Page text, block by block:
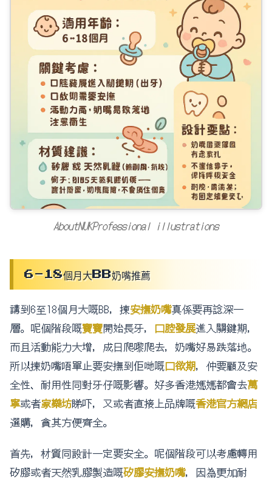
AboutNUKProfessional illustrations
6-18個月大BB奶嘴推薦
講到6至18個月大嘅BB，揀安撫奶嘴真係要再諗深一
層。呢個階段嘅寶寶開始長牙， 口腔發展進入關鍵期，
而且活動能力大增，成日爬嚟爬去，奶嘴好易跌落地。
所以揀奶嘴唔單止要安撫到佢哋嘅口欲期，仲要顧及安
全性、耐用性同對牙仔嘅影響。好多香港媽媽都會去萬
寧或者家樂坊睇吓，又或者直接上品牌嘅香港官方網店
選購，貪其方便齊全。
首先，材質同設計一定要安全。呢個階段可以考慮轉用
矽膠或者天然乳膠製造嘅矽膠安撫奶嘴，因為更加耐